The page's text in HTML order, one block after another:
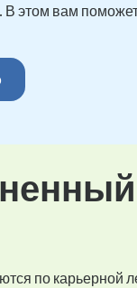
этом вам
по